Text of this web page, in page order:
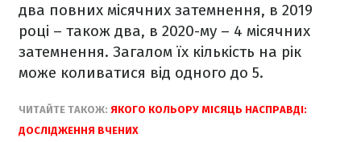
два повних місячних затемнення, в 2019
році – також два, в 2020-му – 4 місячних
затемнення. Загалом їх кількість на рік
може коливатися від одного до 5.
ЧИТАЙТЕ ТАКОЖ: ЯКОГО КОЛЬОРУ МІСЯЦЬ НАСПРАВДІ:
ДОСЛІДЖЕННЯ ВЧЕНИХ